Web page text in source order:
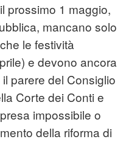
prossimo 1 maggio,
mancano solo
le festività
e devono ancora
parere del Consiglio
Corte dei Conti e
impossibile o
della riforma di